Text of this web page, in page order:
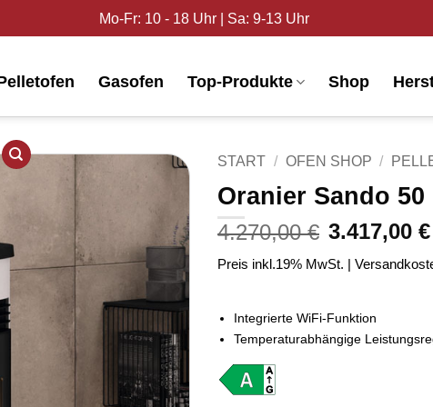
Mo-Fr: 10 - 18 Uhr | Sa: 9-13 Uhr
Gasofen Top-Produkte Shop
merken
START / OFEN SHOP /
Oranier Sando
4.270,00€ 3.417,00€
Preis inkl.19% MwSt. |
Integrierte WiFi-Funktion
Temperaturabhängige